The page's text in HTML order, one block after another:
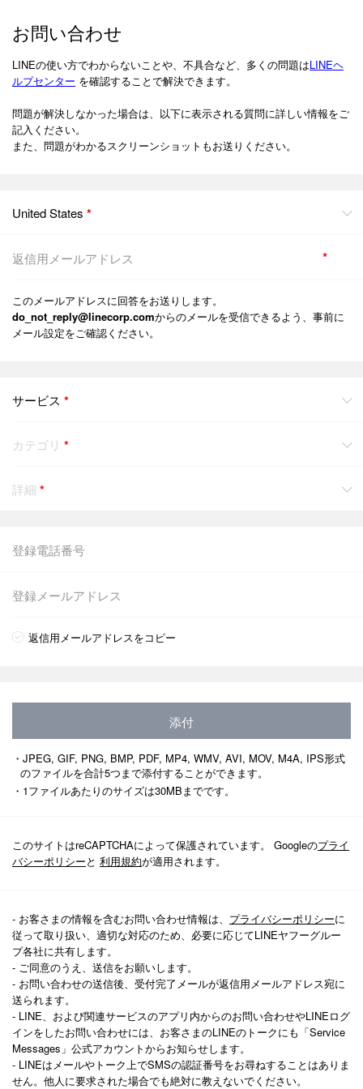
お問い合わせ
LINEの使い方でわからないことや、不具合など、多くの問題はLINEヘ
ルプセンター を確認することで解決できます。
問題が解決しなかった場合は、以下に表示される質問に詳しい情報をご
記入ください。
また、問題がわかるスクリーンショットもお送りください。
United States *
*
このメールアドレスに回答をお送りします。
do_not_reply@linecorp.comからのメールを受信できるよう、事前に
メール設定をご確認ください。
サービス *
カテゴリ *
詳細 *
返信用メールアドレスをコピー
添付
・JPEG, GIF, PNG, BMP, PDF, MP4, WMV, AVI, MOV, M4A, IPS形式
のファイルを合計5つまで添付することができます。
・1ファイルあたりのサイズは30MBまでです。
このサイトはreCAPTCHAによって保護されています。 Googleのプライ
バシーポリシーと 利用規約が適用されます。
- お客さまの情報を含むお問い合わせ情報は、 プライバシーポリシーに
従って取り扱い、適切な対応のため、必要に応じてLINEヤフーグルー
プ各社に共有します。
- ご同意のうえ、送信をお願いします。
- お問い合わせの送信後、受付完了メールが返信用メールアドレス宛に
送られます。
- LINE、および関連サービスのアプリ内からのお問い合わせやLINEログ
インをしたお問い合わせには、お客さまのLINEのトークにも「Service
Messages」公式アカウントからお知らせします。
- LINEはメールやトーク上でSMSの認証番号をお尋ねすることはありま
せん。他人に要求された場合でも絶対に教えないでください。